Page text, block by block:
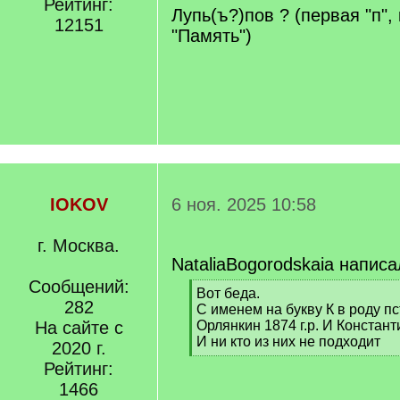
Рейтинг:
12151
q
]
Лупь(ъ?)пов ? (первая "п",
"Память")
IOKOV
г. Москва.
Сообщений:
282
На сайте с
2020 г.
Рейтинг:
1466
6 ноя. 2025 10:58
NataliaBogorodskaia
[
q
]
Вот беда.
С именем на букву К в роду
Орлянкин 1874 г.р. И
И ни кто из них не подходит
[